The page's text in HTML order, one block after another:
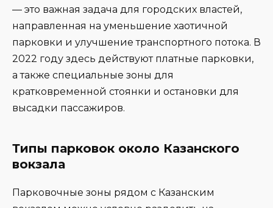
— это важная задача для городских властей,
направленная на уменьшение хаотичной
парковки и улучшение транспортного потока. В
2022 году здесь действуют платные парковки,
а также специальные зоны для
кратковременной стоянки и остановки для
высадки пассажиров.
Типы парковок около Казанского
вокзала
Парковочные зоны рядом с Казанским